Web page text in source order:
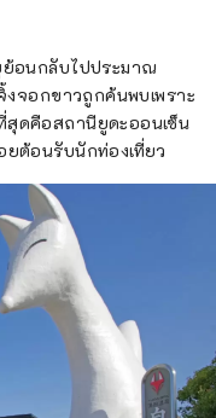
ย้อนกลับไปประมาณ
จอกขาวถูกค้นพบเพราะ
สุดคือสถานียูดะออนเซ็น
ต้อนรับนักท่องเที่ยว